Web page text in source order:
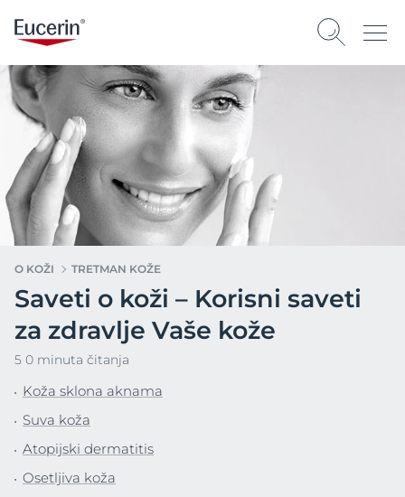
O KOŽI TRETMAN KOŽE
Saveti o koži – Korisni saveti
za zdravlje Vaše kože
5 0 minuta čitanja
Koža sklona aknama
Suva koža
Atopijski dermatitis
Osetljiva koža